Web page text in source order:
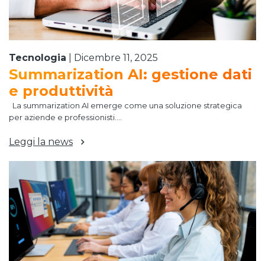
Tecnologia Dicembre 11, 2025
Summarization AI: gestione dati
e produttività
La summarization AI emerge come una soluzione strategica
per aziende e professionisti....
Leggi la news